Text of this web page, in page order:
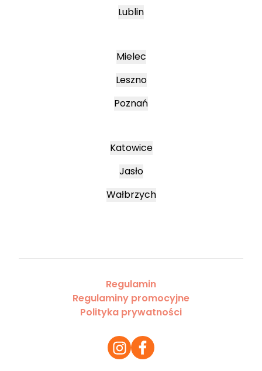
Lublin
Mielec
Leszno
Poznań
Katowice
Jasło
Wałbrzych
Regulamin
Regulaminy promocyjne
Polityka prywatności